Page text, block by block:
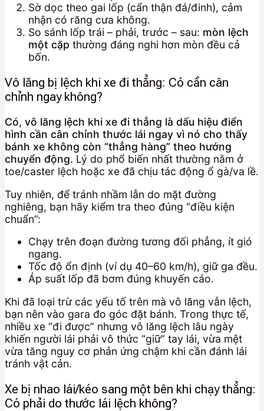
Sờ dọc theo gai lốp (cẩn thận đá/đinh), cảm
nhận có răng cưa không.
So sánh lốp trái – phải, trước – sau: mòn lệch
một cặp thường đáng nghi hơn mòn đều cả
bốn.
Vô lăng bị lệch khi xe đi thẳng: Có cần cân
chỉnh ngay không?
Có, vô lăng lệch khi xe đi thẳng là dấu hiệu điển
hình cần cân chỉnh thước lái ngay vì nó cho thấy
bánh xe không còn “thẳng hàng” theo hướng
chuyển động. Lý do phổ biến nhất thường nằm ở
toe/caster lệch hoặc xe đã chịu tác động ổ gà/va lề.
Tuy nhiên, để tránh nhầm lẫn do mặt đường
nghiêng, bạn hãy kiểm tra theo đúng “điều kiện
chuẩn”:
Chạy trên đoạn đường tương đối phẳng, ít gió
ngang.
Tốc độ ổn định (ví dụ 40–60 km/h), giữ ga đều.
Áp suất lốp đã bơm đúng khuyến cáo.
Khi đã loại trừ các yếu tố trên mà vô lăng vẫn lệch,
bạn nên vào gara đo góc đặt bánh. Trong thực tế,
nhiều xe “đi được” nhưng vô lăng lệch lâu ngày
khiến người lái phải vô thức “giữ” tay lái, vừa mệt
vừa tăng nguy cơ phản ứng chậm khi cần đánh lái
tránh vật cản.
Xe bị nhao lái/kéo sang một bên khi chạy thẳng:
Có phải do thước lái lệch không?